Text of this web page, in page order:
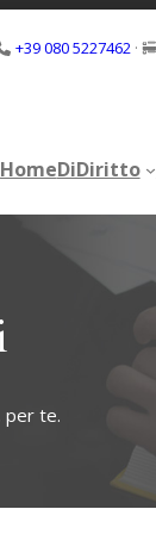
+39 080 5227462 ·
HomeDiDiritto
per te.